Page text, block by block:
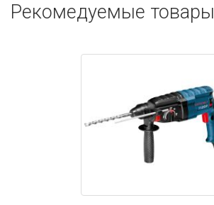
Рекомедуемые товары